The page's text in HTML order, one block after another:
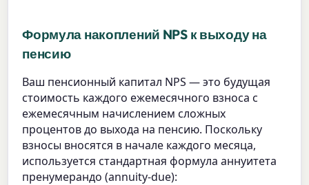
Формула накоплений NPS к выходу на
пенсию
Ваш пенсионный капитал NPS — это будущая
стоимость каждого ежемесячного взноса с
ежемесячным начислением сложных
процентов до выхода на пенсию. Поскольку
взносы вносятся в начале каждого месяца,
используется стандартная формула аннуитета
пренумерандо (annuity-due):